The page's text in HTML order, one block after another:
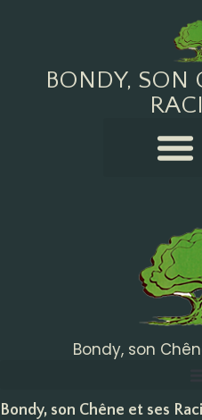
BONDY, SON
Bondy, son
Bondy, son Chêne et ses